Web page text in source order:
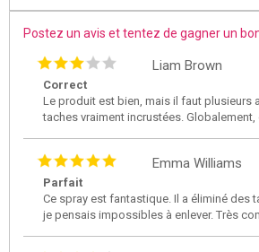
Postez un avis et tentez de gagner un
Liam Brown
Correct
Le produit est bien, mais il faut plusieurs
taches vraiment incrustées. Globalement,
Emma Williams
Parfait
Ce spray est fantastique. Il a éliminé des
je pensais impossibles à enlever. Très